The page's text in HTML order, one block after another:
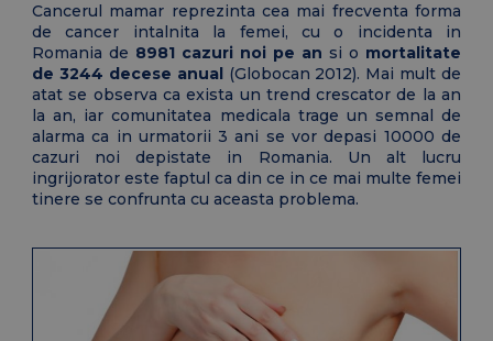
Cancerul mamar reprezinta cea mai frecventa forma
de cancer intalnita la femei, cu o incidenta in
Romania de 8981 cazuri noi pe an si o mortalitate
de 3244 decese anual (Globocan 2012). Mai mult de
atat se observa ca exista un trend crescator de la an
la an, iar comunitatea medicala trage un semnal de
alarma ca in urmatorii 3 ani se vor depasi 10000 de
cazuri noi depistate in Romania. Un alt lucru
ingrijorator este faptul ca din ce in ce mai multe femei
tinere se confrunta cu aceasta problema.